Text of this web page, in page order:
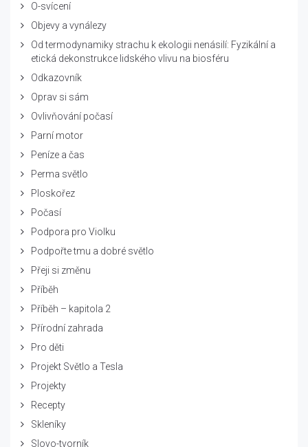
O-svícení
Objevy a vynálezy
Od termodynamiky strachu k ekologii nenásilí: Fyzikální a
etická dekonstrukce lidského vlivu na biosféru
Odkazovník
Oprav si sám
Ovlivňování počasí
Parní motor
Peníze a čas
Perma světlo
Ploskořez
Počasí
Podpora pro Violku
Podpořte tmu a dobré světlo
Přeji si změnu
Příběh
Příběh – kapitola 2
Přírodní zahrada
Pro děti
Projekt Světlo a Tesla
Projekty
Recepty
Skleníky
Slovo-tvorník